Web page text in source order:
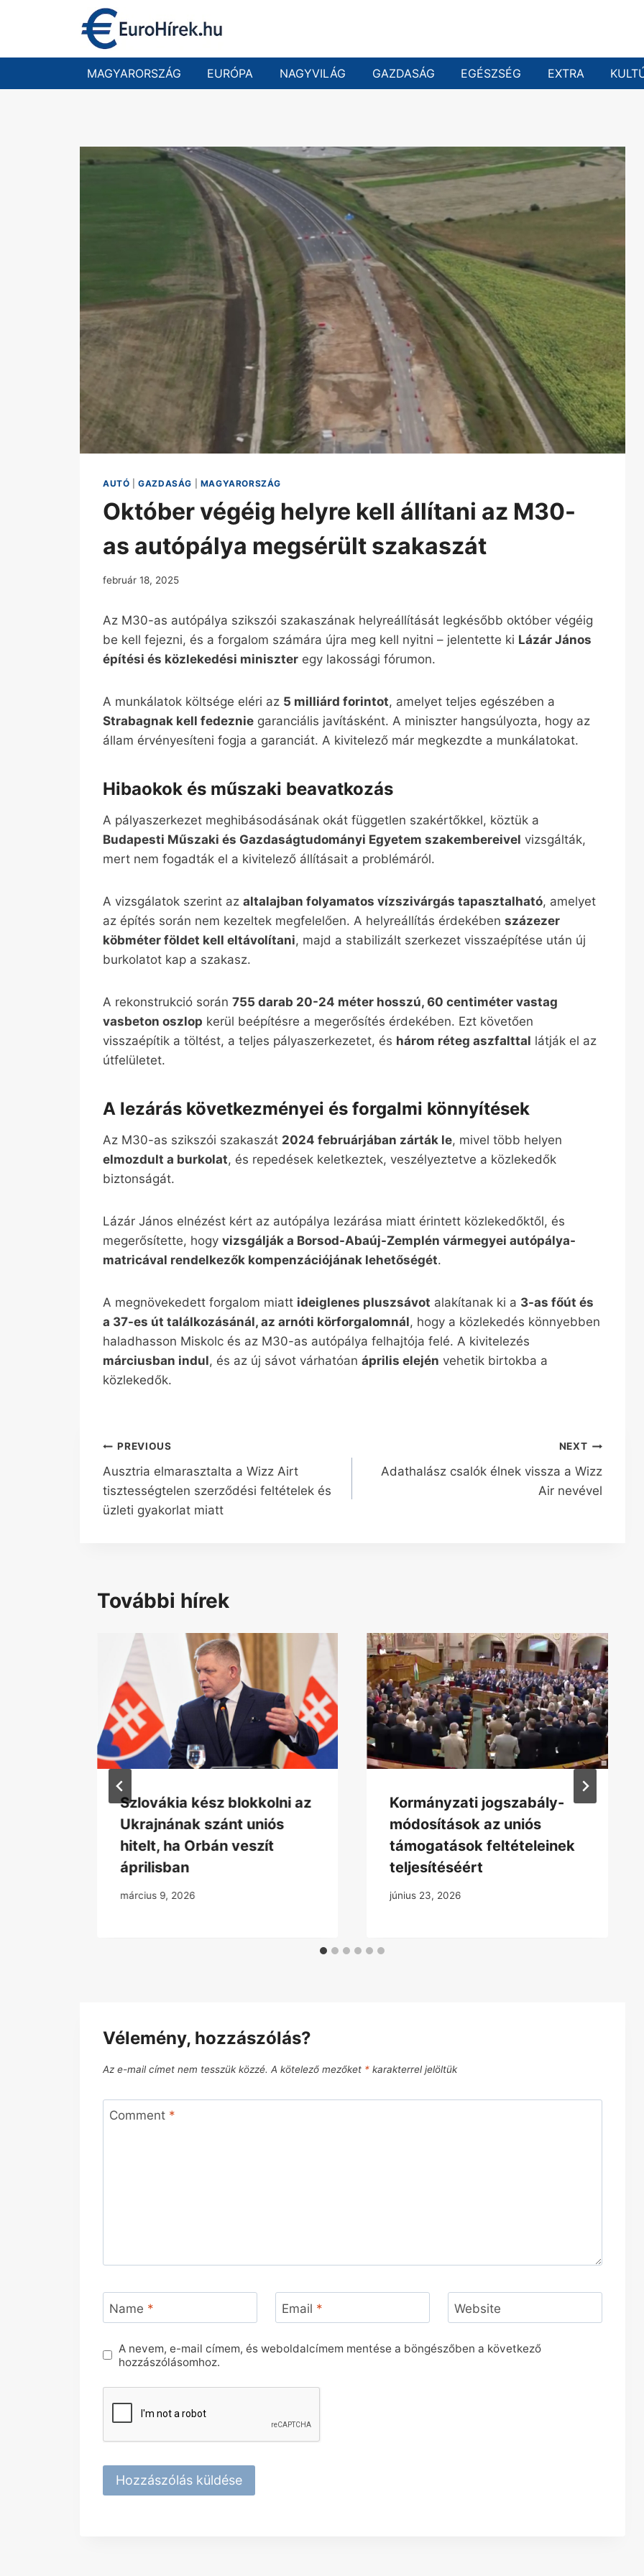
MAGYARORSZÁG EURÓPA NAGYVILÁG GAZDASÁG EGÉSZSÉG EXTRA
AUTÓ |GAZDASÁG MAGYARORSZÁG
Október végéig helyre kell állítani az M30-
as autópálya megsérült szakaszát
február 18, 2025
Az M30-as autópálya szikszói szakaszának helyreállítását legkésőbb október végéig
be kell fejezni, és a forgalom számára újra meg kell nyitni – jelentette ki Lázár János
építési és közlekedési miniszter egy lakossági fórumon.
A munkálatok költsége eléri az 5 milliárd forintot, amelyet teljes egészében a
Strabagnak kell fedeznie garanciális javításként. A miniszter hangsúlyozta, hogy az
állam érvényesíteni fogja a garanciát. A kivitelező már megkezdte a munkálatokat.
Hibaokok és műszaki beavatkozás
A pályaszerkezet meghibásodásának okát független szakértőkkel, köztük a
Budapesti Műszaki és Gazdaságtudományi Egyetem szakembereivel vizsgálták,
mert nem fogadták el a kivitelező állításait a problémáról.
A vizsgálatok szerint az altalajban folyamatos vízszivárgás tapasztalható, amelyet
az építés során nem kezeltek megfelelően. A helyreállítás érdekében százezer
köbméter földet kell eltávolítani, majd a stabilizált szerkezet visszaépítése után új
burkolatot kap a szakasz.
A rekonstrukció során 755 darab 20-24 méter hosszú, 60 centiméter vastag
vasbeton oszlop kerül beépítésre a megerősítés érdekében. Ezt követően
visszaépítik a töltést, a teljes pályaszerkezetet, és három réteg aszfalttal látják el az
útfelületet.
A lezárás következményei és forgalmi könnyítések
Az M30-as szikszói szakaszát 2024 februárjában zárták le, mivel több helyen
elmozdult a burkolat, és repedések keletkeztek, veszélyeztetve a közlekedők
biztonságát.
Lázár János elnézést kért az autópálya lezárása miatt érintett közlekedőktől, és
megerősítette, hogy vizsgálják a Borsod-Abaúj-Zemplén vármegyei autópálya-
matricával rendelkezők kompenzációjának lehetőségét.
A megnövekedett forgalom miatt ideiglenes pluszsávot alakítanak ki a 3-as főút és
a 37-es út találkozásánál, az arnóti körforgalomnál, hogy a közlekedés könnyebben
haladhasson Miskolc és az M30-as autópálya felhajtója felé. A kivitelezés
márciusban indul, és az új sávot várhatóan április elején vehetik birtokba a
közlekedők.
Bejegyzés
navigáció
PREVIOUS
Ausztria elmarasztalta a Wizz Airt
tisztességtelen szerződési feltételek és
üzleti gyakorlat miatt
NEXT
Adathalász csalók élnek vissza a Wizz
Air nevével
További hírek
Szlovákia kész blokkolni az
Ukrajnának szánt uniós
hitelt, ha Orbán veszít
áprilisban
március 9, 2026
Kormányzati jogszabály-
módosítások az uniós
támogatások feltételeinek
teljesítéséért
június 23, 2026
Vélemény, hozzászólás?
Az e-mail címet nem tesszük közzé. A kötelező mezőket * karakterrel jelöltük
Comment *
Name * Email * Website
A nevem, e-mail címem, és weboldalcímem mentése a böngészőben a következő
hozzászólásomhoz.